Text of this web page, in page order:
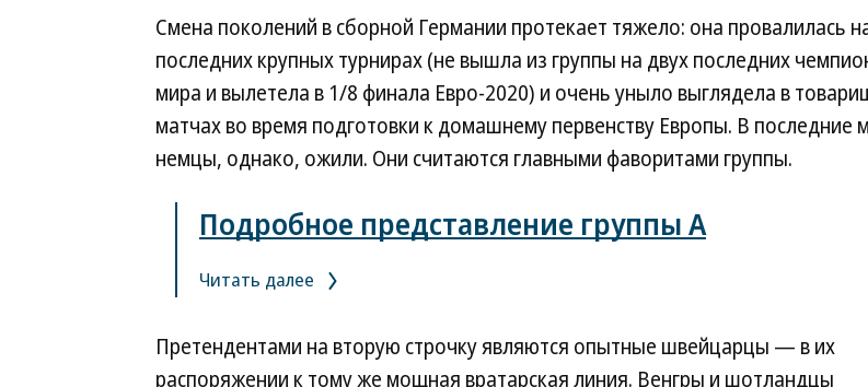
Смена поколений в сборной Германии протекает тяжело: она провалилась
последних крупных турнирах (не вышла из группы на двух последних
мира и вылетела в 1/8 финала Евро-2020) и очень уныло выглядела в
матчах во время подготовки к домашнему первенству Европы. В последние
немцы, однако, ожили. Они считаются главными фаворитами группы.
Подробное представление группы А
Читать далее
Претендентами на вторую строчку являются опытные швейцарцы — в их
распоряжении к тому же мощная вратарская линия. Венгры и шотландцы